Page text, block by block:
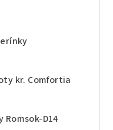
kr. Comfortia
D14